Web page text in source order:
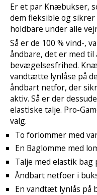
Er et par Knæbukser,
dem fleksible og
holdbare under alle
Så er de 100 % vind-,
åndbare, det er med
bevægelsesfrihed.
vandtætte lynlåse på
åndbart netfor, der
aktiv. Så er der
elastiske talje. Pro-
valg.
To forlommer med
En Baglomme med
Talje med elastik bag
Åndbart netfoer i
En vandtæt lynlås på